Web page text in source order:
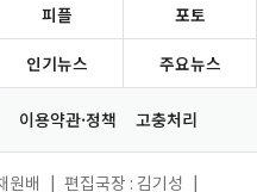
피플 포토
인기뉴스 주요뉴스
이용약관·정책 고충처리
원배 편집국장 : 김기성